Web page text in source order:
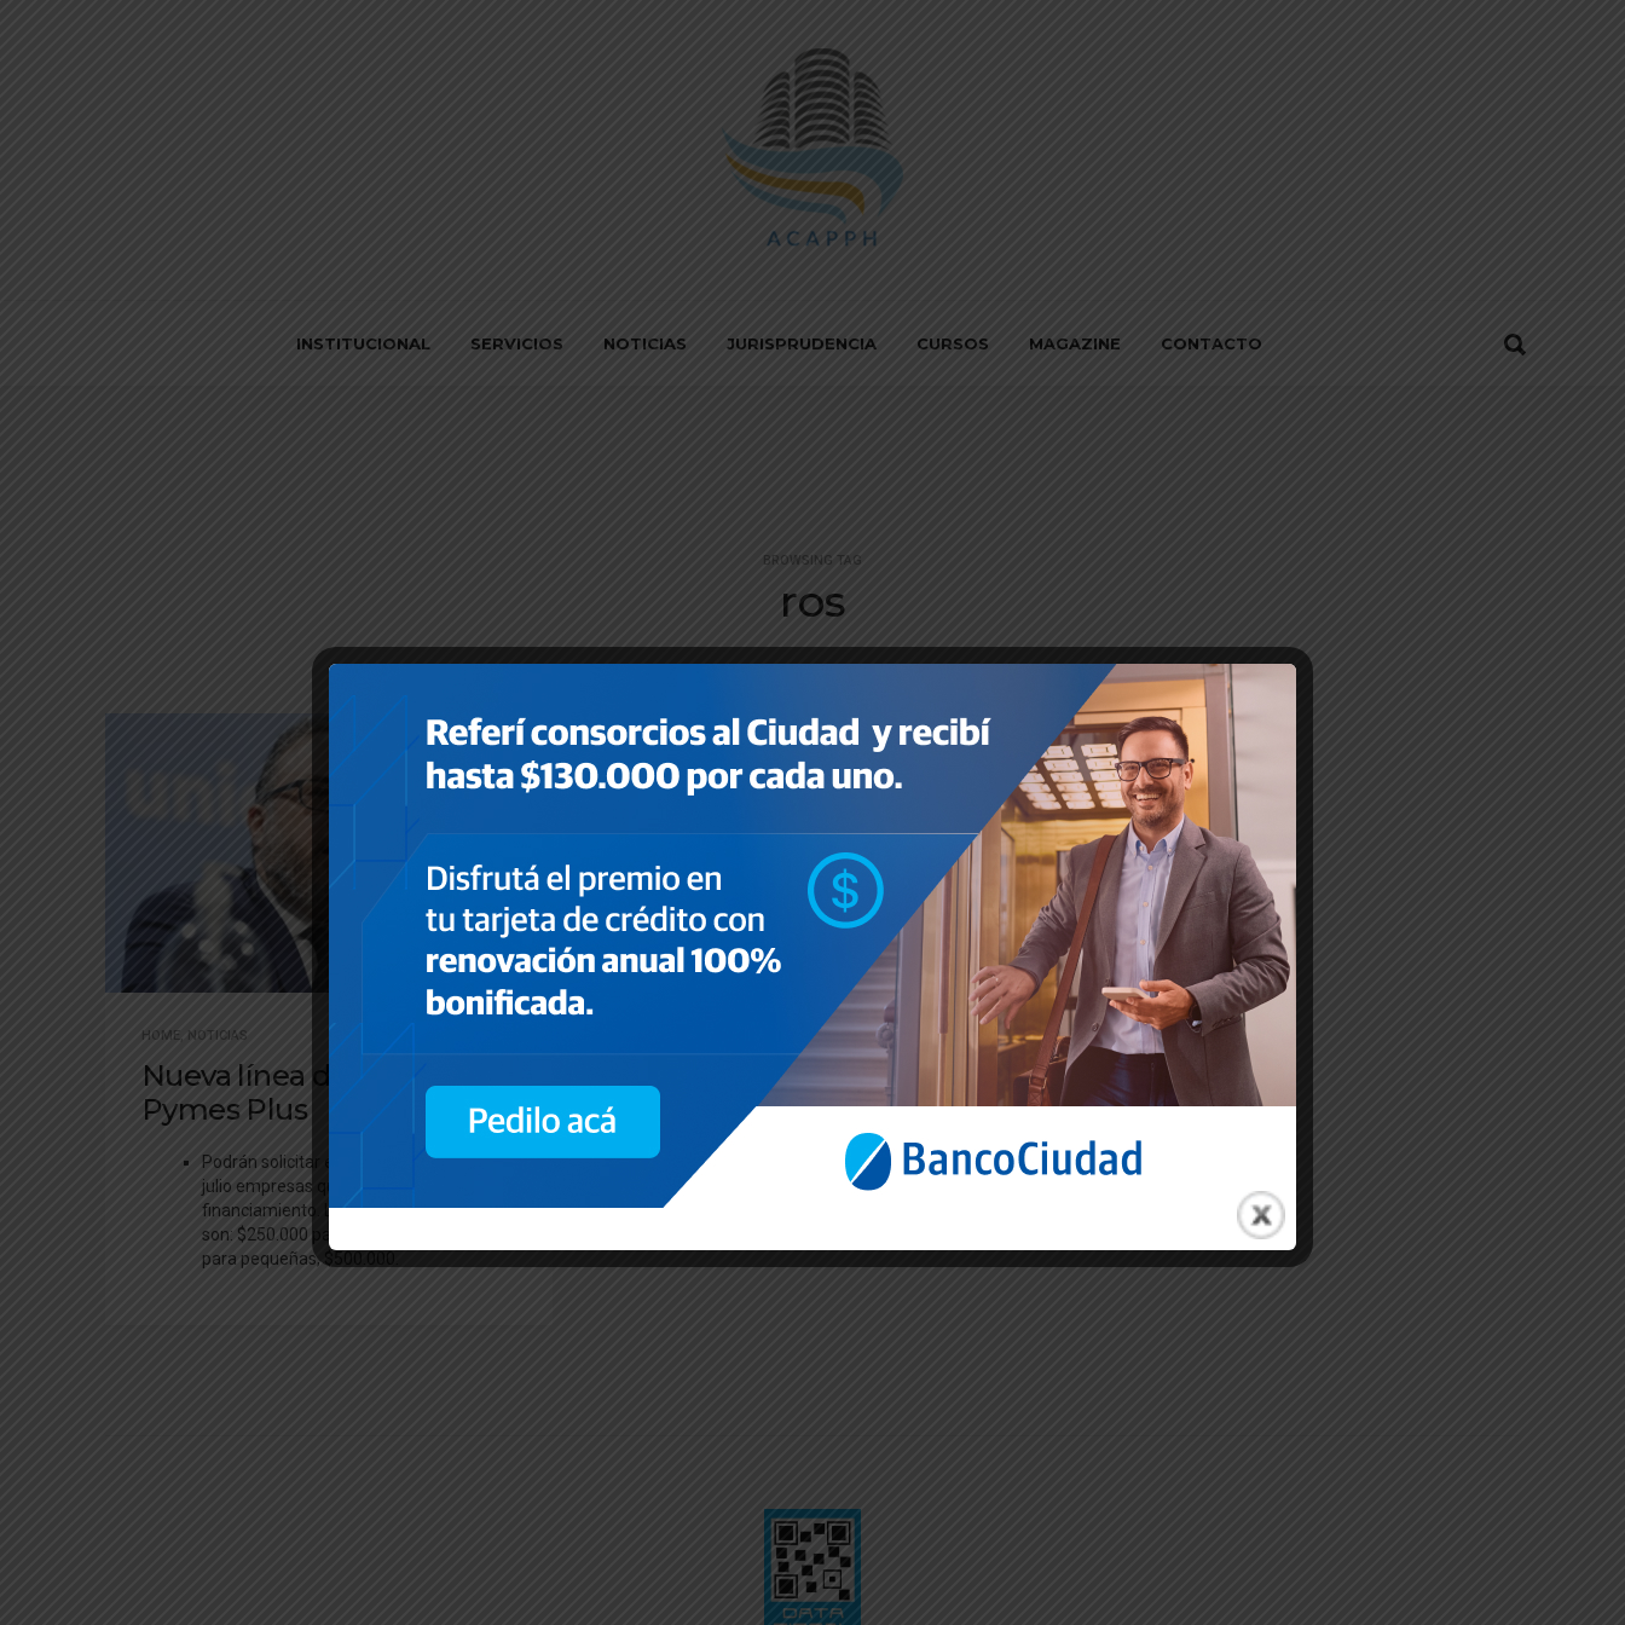
INSTITUCIONAL SERVICIOS NOTICIAS JURISPRUDENCIA CURSOS MAGAZINE CONTACTO
BROWSING TAG
ros
HOME NOTICIAS
Nueva línea de créditos
Pymes Plus
Podrán solicitar el crédito hasta el 31 de
julio empresas que no tuvieron acceso a
financiamiento. Los montos máximos
son: $250.000 para microempresas y
para pequeñas, $500.000.